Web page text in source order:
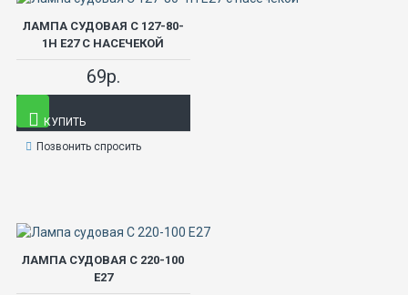
ЛАМПА СУДОВАЯ С 127-80-
1Н Е27 С НАСЕЧЕКОЙ
69р.
КУПИТЬ
Позвонить спросить
ЛАМПА СУДОВАЯ С 220-100
Е27